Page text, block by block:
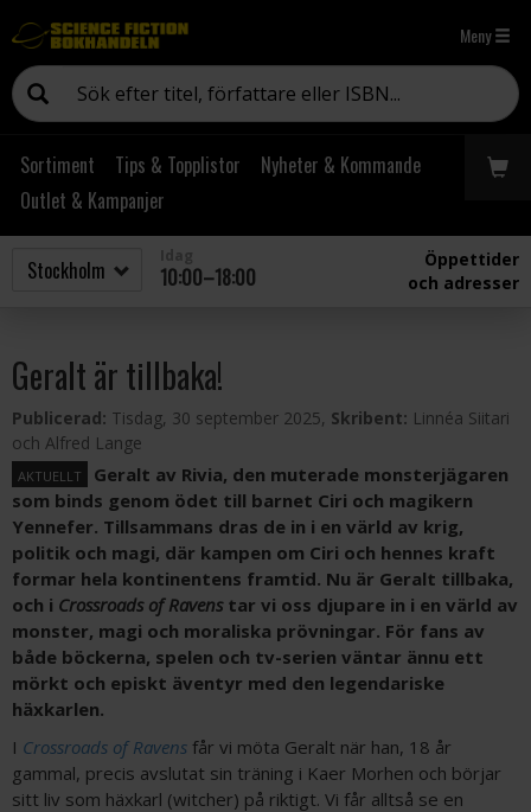
Meny
Sortiment Tips & Topplistor
Nyheter & Kommande
Outlet & Kampanjer
10:00–18:00
Öppettider
och adresser
Geralt är tillbaka!
Publicerad: Tisdag, 30 september 2025, Skribent: Linnéa Siitari
och Alfred Lange
AKTUELLT
Geralt av Rivia, den muterade monsterjägaren
som binds genom ödet till barnet Ciri och magikern
Yennefer. Tillsammans dras de in i en värld av krig,
politik och magi, där kampen om Ciri och hennes kraft
formar hela kontinentens framtid. Nu är Geralt tillbaka,
och i Crossroads of Ravenstar vi oss djupare in i en värld av
monster, magi och moraliska prövningar. För fans av
både böckerna, spelen och tv-serien väntar ännu ett
mörkt och episkt äventyr med den legendariske
häxkarlen.
I Crossroads of Ravens får vi möta Geralt när han, 18 år
gammal, precis avslutat sin träning i Kaer Morhen och börjar
sitt liv som häxkarl (witcher) på riktigt. Vi får alltså se en